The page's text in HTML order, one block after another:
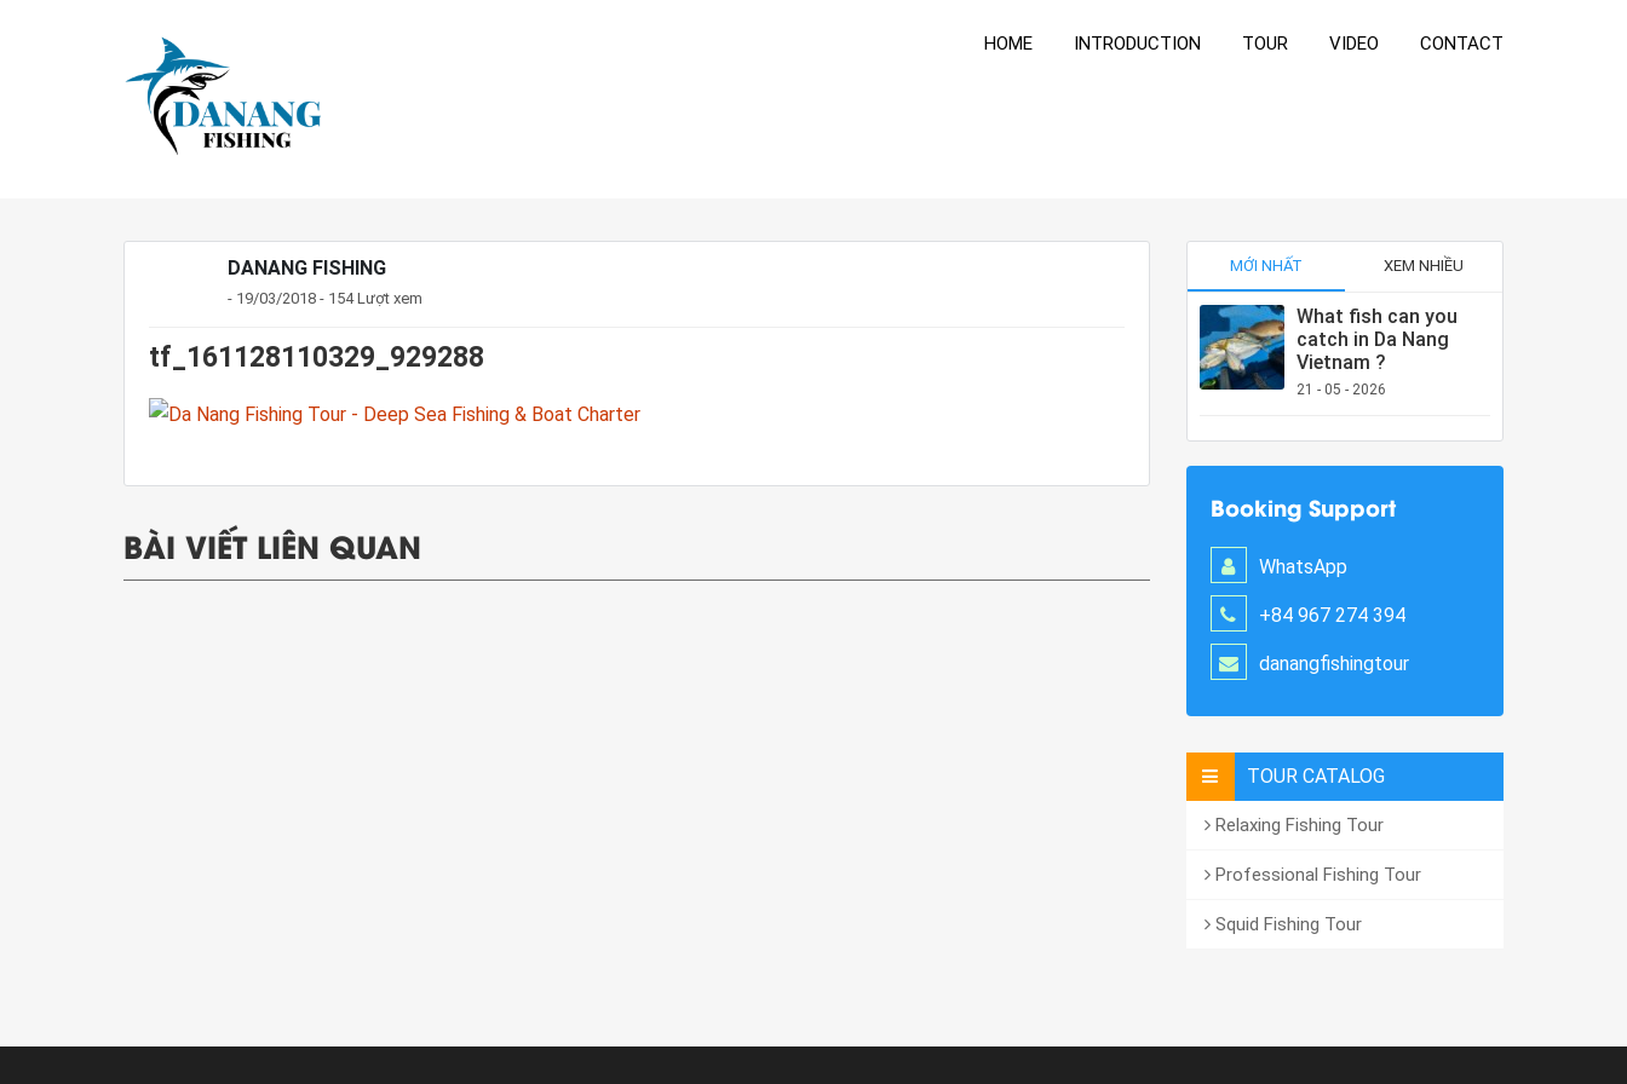
HOME INTRODUCTION TOUR VIDEO CONTACT
DANANG FISHING
- 19/03/2018 - 154 Lượt xem
tf_161128110329_929288
BÀI VIẾT LIÊN QUAN
MỚI NHẤT XEM NHIỀU
What fish can you
catch in Da Nang
Vietnam ?
21 - 05 - 2026
Booking Support
WhatsApp
+84 967 274 394
danangfishingtour
TOUR CATALOG
Relaxing Fishing Tour
Professional Fishing Tour
Squid Fishing Tour